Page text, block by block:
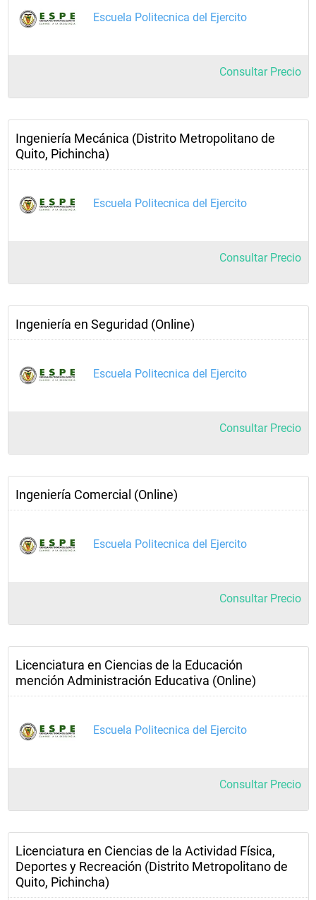
Escuela Politecnica del Ejercito
Consultar Precio
Ingeniería Mecánica (Distrito Metropolitano de
Quito, Pichincha)
Escuela Politecnica del Ejercito
Consultar Precio
Ingeniería en Seguridad (Online)
Escuela Politecnica del Ejercito
Consultar Precio
Ingeniería Comercial (Online)
Escuela Politecnica del Ejercito
Consultar Precio
Licenciatura en Ciencias de la Educación
mención Administración Educativa (Online)
Escuela Politecnica del Ejercito
Consultar Precio
Licenciatura en Ciencias de la Actividad Física,
Deportes y Recreación (Distrito Metropolitano de
Quito, Pichincha)